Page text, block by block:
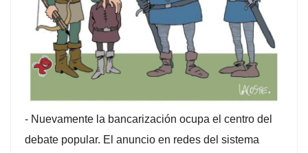
- Nuevamente la bancarización ocupa el centro del
debate popular. El anuncio en redes del sistema